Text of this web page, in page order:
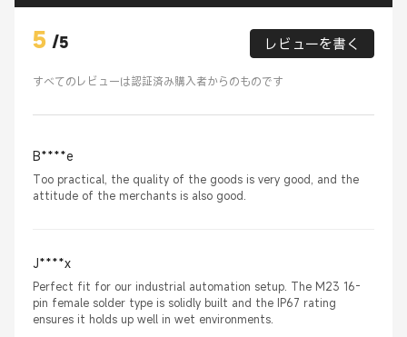
5 /5 レビューを書く
すべてのレビューは認証済み購入者からのものです
B****e
Too practical, the quality of the goods is very good, and the
attitude of the merchants is also good.
J****x
Perfect fit for our industrial automation setup. The M23 16-
pin female solder type is solidly built and the IP67 rating
ensures it holds up well in wet environments.